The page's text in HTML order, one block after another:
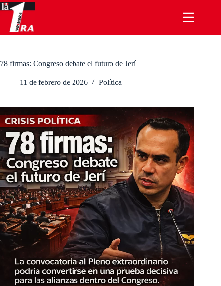
Saltar
al
contenido
78 firmas: Congreso debate el futuro de Jerí
11 de febrero de 2026 Política